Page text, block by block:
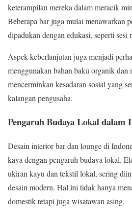
keterampilan mereka dalam meracik
Beberapa bar juga mulai menawarkan
dipadukan dengan edukasi, seperti
Aspek keberlanjutan juga menjadi
menggunakan bahan baku organik
mencerminkan kesadaran sosial yang
kalangan pengusaha.
Pengaruh Budaya Lokal dalam
Desain interior bar dan lounge di
kaya dengan pengaruh budaya lokal.
ukiran kayu dan tekstil lokal, sering
desain modern. Hal ini tidak hanya
domestik tetapi juga wisatawan asing.